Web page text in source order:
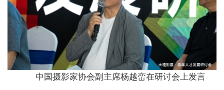
中国摄影家协会副主席杨越峦在研讨会上发言